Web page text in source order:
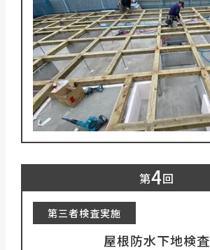
第4回
第三者検査実施
屋根防水下地検査